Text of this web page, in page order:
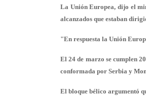
La Unión Europea, dijo el
alcanzados que estaban
"En respuesta la Unión
El 24 de marzo se cumplen
conformada por Serbia y
El bloque bélico argumentó